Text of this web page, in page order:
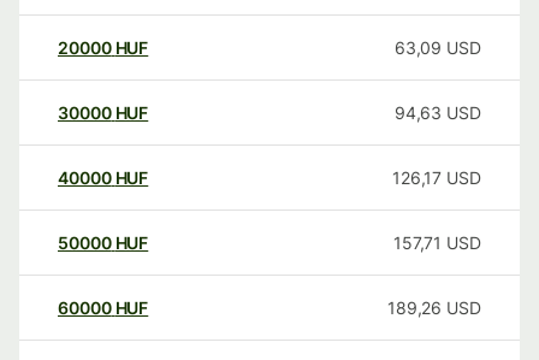
20000 HUF 63,09 USD
30000 HUF 94,63 USD
40000 HUF 126,17 USD
50000 HUF 157,71 USD
60000 HUF 189,26 USD